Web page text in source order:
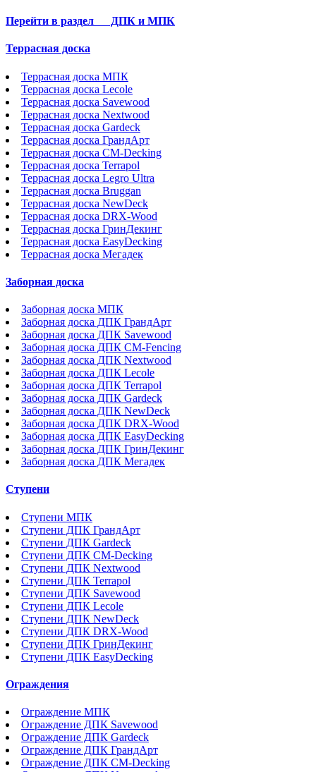
Перейти в раздел ДПК и МПК
Террасная доска
Террасная доска МПК
Террасная доска Lecole
Террасная доска Savewood
Террасная доска Nextwood
Террасная доска Gardeck
Террасная доска ГрандАрт
Террасная доска CM-Decking
Террасная доска Terrapol
Террасная доска Legro Ultra
Террасная доска Bruggan
Террасная доска NewDeck
Террасная доска DRX-Wood
Террасная доска ГринДекинг
Террасная доска EasyDecking
Террасная доска Мегадек
Заборная доска
Заборная доска МПК
Заборная доска ДПК ГрандАрт
Заборная доска ДПК Savewood
Заборная доска ДПК CM-Fencing
Заборная доска ДПК Nextwood
Заборная доска ДПК Lecole
Заборная доска ДПК Terrapol
Заборная доска ДПК Gardeck
Заборная доска ДПК NewDeck
Заборная доска ДПК DRX-Wood
Заборная доска ДПК EasyDecking
Заборная доска ДПК ГринДекинг
Заборная доска ДПК Мегадек
Ступени
Ступени МПК
Ступени ДПК ГрандАрт
Ступени ДПК Gardeck
Ступени ДПК CM-Decking
Ступени ДПК Nextwood
Ступени ДПК Terrapol
Ступени ДПК Savewood
Ступени ДПК Lecole
Ступени ДПК NewDeck
Ступени ДПК DRX-Wood
Ступени ДПК ГринДекинг
Ступени ДПК EasyDecking
Ограждения
Ограждение МПК
Ограждение ДПК Savewood
Ограждение ДПК Gardeck
Ограждение ДПК ГрандАрт
Ограждение ДПК CM-Decking